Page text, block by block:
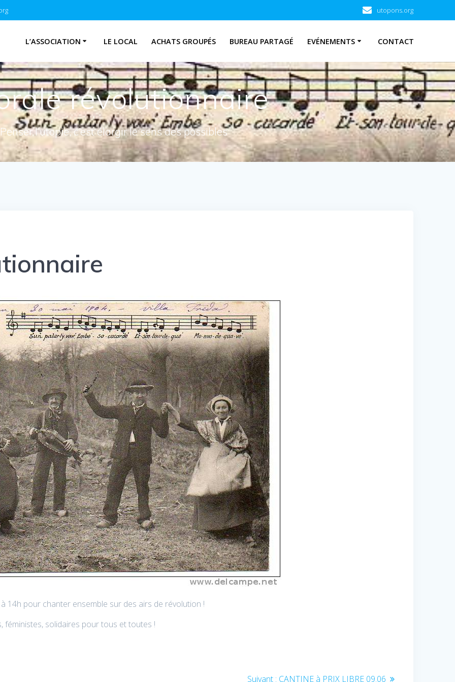
utopons.org
L’ASSOCIATION LE LOCAL ACHATS GROUPÉS BUREAU PARTAGÉ EVÉNEMENTS CONTACT
révolutionnaire
Penser l’utopie, c’est élargir le sens des possibles
14h pour chanter ensemble sur des airs de révolution !
féministes, solidaires pour tous et toutes !
Suivant : Article
CANTINE à PRIX LIBRE 09.06